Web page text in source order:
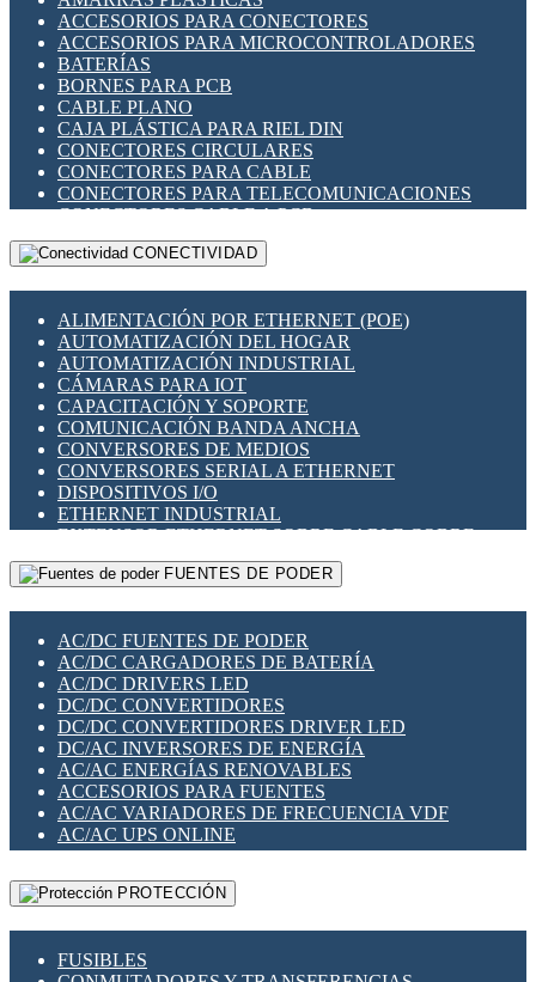
INDICADORES PARA PANEL
INTERFACES DE RELÉ
INTERRUPTORES FIN DE CARRERA
LLAVES CONMUTADORAS
MEDIDORES DE ENERGÍA Y TC'S DE CORRIENTE
MOTORES PASO A PASO
PANTALLAS HMI
PLC -CONTROLADORES LÓGICO PROGRAMABLES
PROGRAMADORES DE HORARIO
RELÉS DE PROTECCIÓN
SENSORES CAPACITIVOS
SENSORES INDUCTIVOS
TEMPORIZADORES
VARIACS
VARIADORES DE FRECUENCIA [VDF]
SECCIONADORES - INTERRUPTORES
MAQUINARIA
ACCESORIOS PARA CONECTORES
ACCESORIOS PARA MICROCONTROLADORES
BATERÍAS
BORNES PARA PCB
CABLE PLANO
CAJA PLÁSTICA PARA RIEL DIN
CONECTORES CIRCULARES
CONECTORES PARA CABLE
CONECTORES PARA TELECOMUNICACIONES
CONECTORES CABLE A PCB
CONECTORES PCB A CABLE
DIP SWITCHES
HERRAMIENTAS VARIAS
ILUMINACIÓN LED
INTERRUPTORES REED
INTERFACES DE RELÉ
OTROS RELÉS
PROTECCIÓN TÉRMICA
RELÉS AUTOMOTRICES
RELÉS DE SEÑAL
RELÉS DE ESTADO SÓLIDO SSR
RELÉS INDUSTRIALES
RELÉS MINIATURA DE POTENCIA
SENSORES MAGNÉTICOS
SWITCH Y MICROSWITCH
TARJETAS PI
UNIÓN Y DERIVACIÓN DE CABLE
CONECTIVIDAD
ALIMENTACIÓN POR ETHERNET (POE)
AUTOMATIZACIÓN DEL HOGAR
AUTOMATIZACIÓN INDUSTRIAL
CÁMARAS PARA IOT
CAPACITACIÓN Y SOPORTE
COMUNICACIÓN BANDA ANCHA
CONVERSORES DE MEDIOS
CONVERSORES SERIAL A ETHERNET
DISPOSITIVOS I/O
ETHERNET INDUSTRIAL
EXTENSOR ETHERNET SOBRE CABLE COBRE
GATEWAY LORAWAN
GESTIÓN DE REDES
PLACAS MODULARES IOT
SWITCHES Y REDES WIFI
SOLUCIONES IOT
SOLUCIONES LORAWAN
SOLUCIONES RED CELULAR
SEGURIDAD PARA REDES
SWITCHES LAN
TELEFONÍA IP (VOIP)
VIGILANCIA IP (CCTV)
MESHTASTIC
FUENTES DE PODER
AC/DC FUENTES DE PODER
AC/DC CARGADORES DE BATERÍA
AC/DC DRIVERS LED
DC/DC CONVERTIDORES
DC/DC CONVERTIDORES DRIVER LED
DC/AC INVERSORES DE ENERGÍA
AC/AC ENERGÍAS RENOVABLES
ACCESORIOS PARA FUENTES
AC/AC VARIADORES DE FRECUENCIA VDF
AC/AC UPS ONLINE
PROTECCIÓN
FUSIBLES